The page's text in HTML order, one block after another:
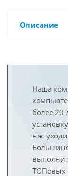
Описание
Наша
более 20
нас
ТОПовых